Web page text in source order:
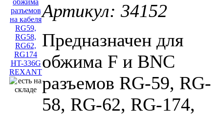
Артикул: 34152
Предназначен для
обжима F и BNC
разъемов RG-59, RG-
58, RG-62, RG-174,